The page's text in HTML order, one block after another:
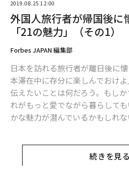
2019.08.25 12:00
外国人旅行者が帰国後に
「21の魅力」（その1）
Forbes JAPAN 編集部
日本を訪れる旅行者が離日後に
本滞在中に存分に楽しんでおけ
伝えたいことは何だろう。もし
れがもっと愛でながら暮らして
かな魅力が潜んでいるかもしれな
日本を訪れる旅行者や、海外か
メディア「Japan Inside」の外国
者や、半年から10年以上日本に
続きを見る